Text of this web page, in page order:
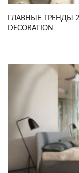
ГЛАВНЫЕ ТРЕНДЫ
DECORATION